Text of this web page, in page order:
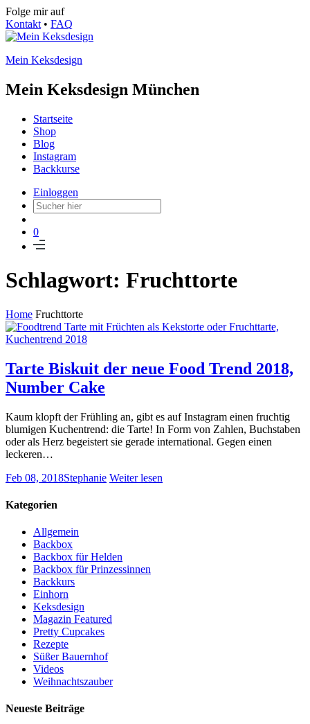
Folge mir auf
Kontakt • FAQ
Mein Keksdesign
Mein Keksdesign München
Startseite
Shop
Blog
Instagram
Backkurse
Einloggen
0
Schlagwort: Fruchttorte
Home Fruchttorte
Tarte Biskuit der neue Food Trend 2018,
Number Cake
Kaum klopft der Frühling an, gibt es auf Instagram einen fruchtig
blumigen Kuchentrend: die Tarte! In Form von Zahlen, Buchstaben
oder als Herz begeistert sie gerade international. Gegen einen
leckeren…
Feb 08, 2018Stephanie Weiter lesen
Kategorien
Allgemein
Backbox
Backbox für Helden
Backbox für Prinzessinnen
Backkurs
Einhorn
Keksdesign
Magazin Featured
Pretty Cupcakes
Rezepte
Süßer Bauernhof
Videos
Weihnachtszauber
Neueste Beiträge